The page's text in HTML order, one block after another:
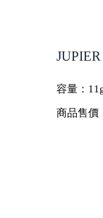
容量：
商品售價